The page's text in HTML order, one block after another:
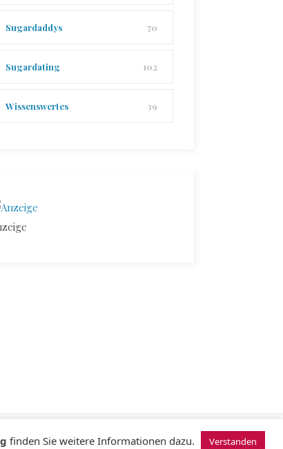
Sugardaddys 70
Sugardating 102
Wissenswertes 39
© 2024 Sugardating.de
finden Sie weitere Informationen dazu. Verstanden